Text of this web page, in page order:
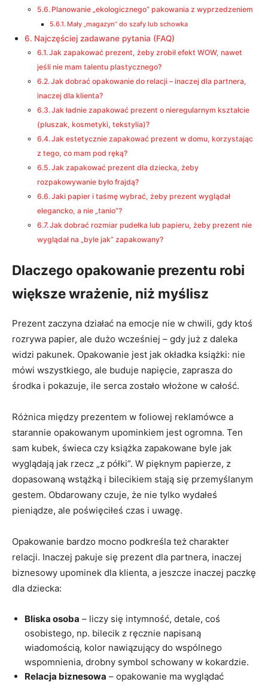
Planowanie „ekologicznego” pakowania z wyprzedzeniem
Mały „magazyn” do szafy lub schowka
Najczęściej zadawane pytania (FAQ)
Jak zapakować prezent, żeby zrobił efekt WOW, nawet
jeśli nie mam talentu plastycznego?
Jak dobrać opakowanie do relacji – inaczej dla partnera,
inaczej dla klienta?
Jak ładnie zapakować prezent o nieregularnym kształcie
(pluszak, kosmetyki, tekstylia)?
Jak estetycznie zapakować prezent w domu, korzystając
z tego, co mam pod ręką?
Jak zapakować prezent dla dziecka, żeby
rozpakowywanie było frajdą?
Jaki papier i taśmę wybrać, żeby prezent wyglądał
elegancko, a nie „tanio”?
Jak dobrać rozmiar pudełka lub papieru, żeby prezent nie
wyglądał na „byle jak” zapakowany?
Dlaczego opakowanie prezentu robi
większe wrażenie, niż myślisz
Prezent zaczyna działać na emocje nie w chwili, gdy ktoś
rozrywa papier, ale dużo wcześniej – gdy już z daleka
widzi pakunek. Opakowanie jest jak okładka książki: nie
mówi wszystkiego, ale buduje napięcie, zaprasza do
środka i pokazuje, ile serca zostało włożone w całość.
Różnica między prezentem w foliowej reklamówce a
starannie opakowanym upominkiem jest ogromna. Ten
sam kubek, świeca czy książka zapakowane byle jak
wyglądają jak rzecz „z półki”. W pięknym papierze, z
dopasowaną wstążką i bilecikiem stają się przemyślanym
gestem. Obdarowany czuje, że nie tylko wydałeś
pieniądze, ale poświęciłeś czas i uwagę.
Opakowanie bardzo mocno podkreśla też charakter
relacji. Inaczej pakuje się prezent dla partnera, inaczej
biznesowy upominek dla klienta, a jeszcze inaczej paczkę
dla dziecka:
Bliska osoba – liczy się intymność, detale, coś
osobistego, np. bilecik z ręcznie napisaną
wiadomością, kolor nawiązujący do wspólnego
wspomnienia, drobny symbol schowany w kokardzie.
Relacja biznesowa – opakowanie ma wyglądać